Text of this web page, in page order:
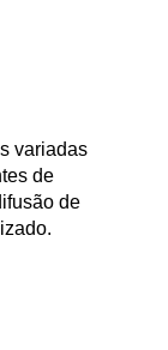
variadas
de
de